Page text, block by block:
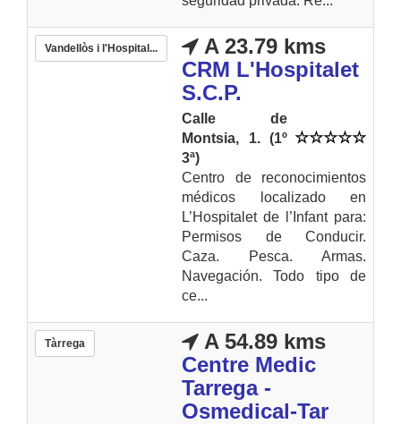
Vandellòs i l'Hospital...
A 23.79 kms
CRM L'Hospitalet
S.C.P.
Calle de
Montsia, 1. (1º
3ª)
Centro de reconocimientos
médicos localizado en
L’Hospitalet de l’Infant para:
Permisos de Conducir.
Caza. Pesca. Armas.
Navegación. Todo tipo de
ce...
Tàrrega
A 54.89 kms
Centre Medic
Tarrega -
Osmedical-Tar